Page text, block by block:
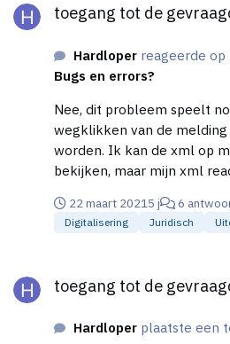
toegang tot de
Hardloper reageerde op
Bugs en errors?
Nee, dit probleem speelt
wegklikken van de
worden. Ik kan de xml op mijn computer ook
bekijken, maar mijn xml
geblokkeerd.
22 maart 20215 j 6
Digitalisering Juridisch
toegang tot de
Hardloper plaatste een